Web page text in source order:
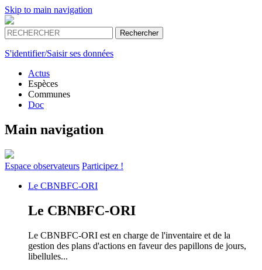
Skip to main navigation
S'identifier/Saisir ses données
Actus
Espèces
Communes
Doc
Main navigation
Espace observateurs Participez !
Le CBNBFC-ORI
Le CBNBFC-ORI
Le CBNBFC-ORI est en charge de l'inventaire et de la
gestion des plans d'actions en faveur des papillons de jours,
libellules...